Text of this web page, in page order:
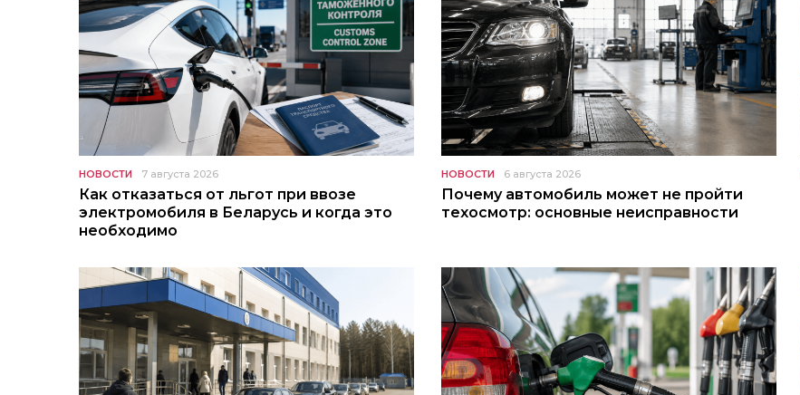
НОВОСТИ 7 августа 2026
Как отказаться от льгот при ввозе
электромобиля в Беларусь и когда это
необходимо
НОВОСТИ 6 августа 2026
Почему автомобиль может не пройти
техосмотр: основные неисправности